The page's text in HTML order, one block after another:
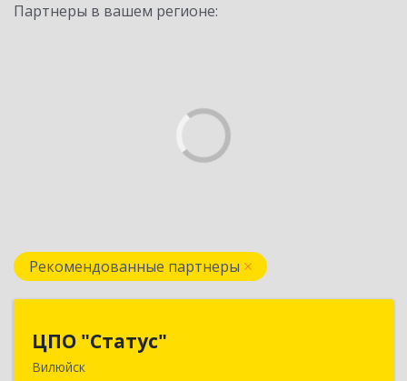
Партнеры в вашем регионе:
Рекомендованные партнеры
ЦПО "Статус"
Вилюйск
677000, Саха /Якутия/ Респ, Якутск г, Ленина пр-